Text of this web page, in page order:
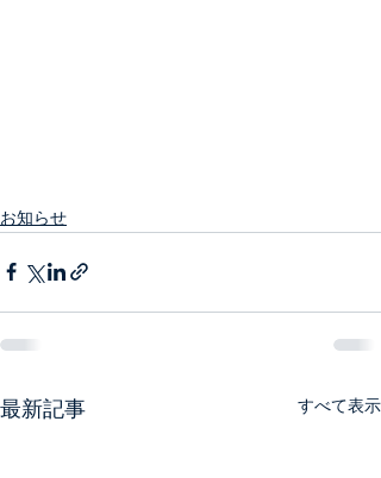
お知らせ
最新記事 すべて表示